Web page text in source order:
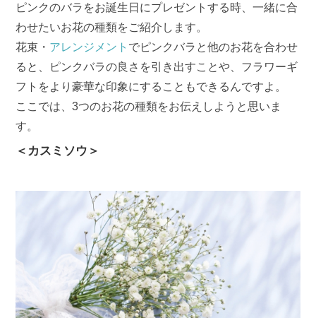
ピンクのバラをお誕生日にプレゼントする時、一緒に合
わせたいお花の種類をご紹介します。
花束・ アレンジメント でピンクバラと他のお花を合わせ
ると、ピンクバラの良さを引き出すことや、フラワーギ
フトをより豪華な印象にすることもできるんですよ。
ここでは、3つのお花の種類をお伝えしようと思いま
す。
＜カスミソウ＞